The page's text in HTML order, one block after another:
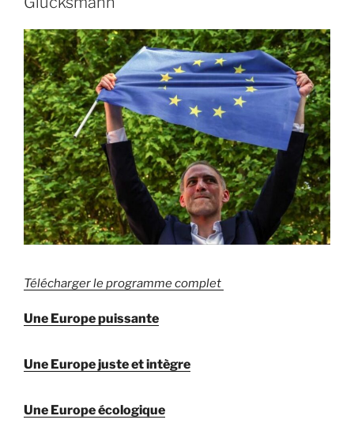
Télécharger le programme complet
Une Europe puissante
Une Europe juste et intègre
Une Europe écologique